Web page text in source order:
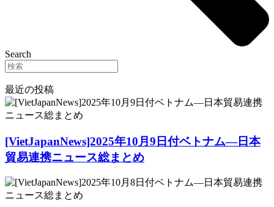
Search
最近の投稿
[VietJapanNews]2025年10月9日付ベトナム―日本
貿易連携ニュース総まとめ